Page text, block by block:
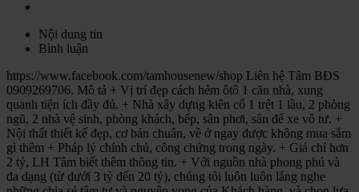
Nội dung tin
Bình luận
https://www.facebook.com/tamhousenew/shop Liên hệ Tâm BĐS
0909269706. Mô tả + Vị trí đẹp cách hẻm ôtô 1 căn nhà, xung
quanh tiện ích đầy đủ. + Nhà xây dựng kiên cố 1 trệt 1 lầu, 2 phòng
ngũ, 2 nhà vệ sinh, phòng khách, bếp, sân phơi, sân để xe vô tư. +
Nội thất thiết kế đẹp, cơ bản chuẩn, về ở ngay được không mua sắm
gì thêm + Pháp lý chính chủ, công chứng trong ngày. + Giá chỉ hơn
2 tỷ, LH Tâm biết thêm thông tin. + Với nguồn nhà phong phú và
đa dạng (từ dưới 3 tỷ đến 20 tỷ), chúng tôi luôn luôn lắng nghe